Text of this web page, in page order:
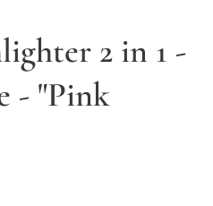
2 in 1 -
- "Pink